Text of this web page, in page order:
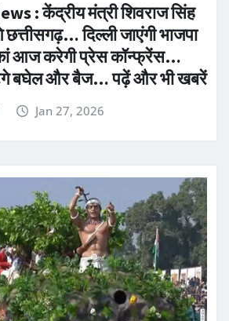
: केंद्रीय मंत्री शिवराज सिंह
दिल्ली जाएंगी भाजपा
आज करेगी प्रेस कॉन्फ्रेंस…
बघेल और बैज… पढ़ें और भी खबरें
Jan 27, 2026